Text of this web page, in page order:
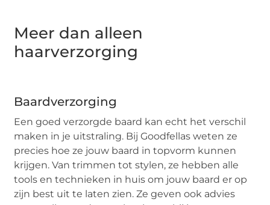
Meer dan alleen
haarverzorging
Baardverzorging
Een goed verzorgde baard kan echt het verschil
maken in je uitstraling. Bij Goodfellas weten ze
precies hoe ze jouw baard in topvorm kunnen
krijgen. Van trimmen tot stylen, ze hebben alle
tools en technieken in huis om jouw baard er op
zijn best uit te laten zien. Ze geven ook advies